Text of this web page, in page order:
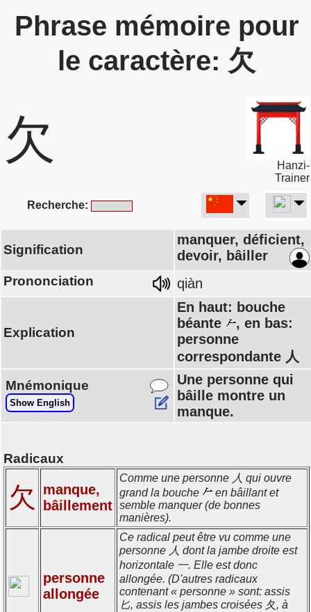
Phrase mémoire pour
le caractère: 欠
欠
Hanzi-
Trainer
Recherche:
Signification
manquer, déficient,
devoir, bâiller
Prononciation qiàn
Explication
En haut: bouche
béante
, en bas:
personne
correspondante 人
Mnémonique
Show English
Une personne qui
bâille montre un
manque.
Radicaux
欠
manque,
bâillement
Comme une personne 人 qui ouvre
grand la bouche
en bâillant et
semble manquer (de bonnes
manières).
personne
allongée
Ce radical peut être vu comme une
personne 人 dont la jambe droite est
horizontale 一. Elle est donc
allongée. (D'autres radicaux
contenant « personne » sont: assis
匕, assis les jambes croisées 夂, à